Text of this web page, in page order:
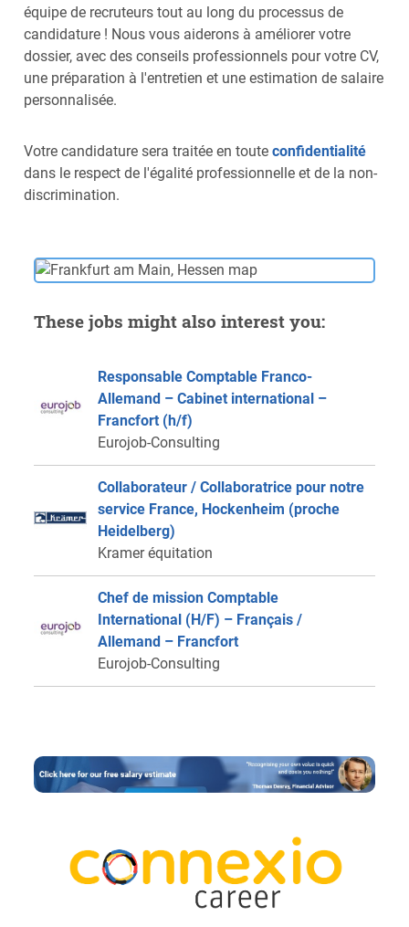
équipe de recruteurs tout au long du processus de
candidature ! Nous vous aiderons à améliorer votre
dossier, avec des conseils professionnels pour votre CV,
une préparation à l'entretien et une estimation de salaire
personnalisée.
Votre candidature sera traitée en toute confidentialité
dans le respect de l'égalité professionnelle et de la non-
discrimination.
These jobs might also interest you:
Responsable Comptable Franco-
Allemand – Cabinet international –
Francfort (h/f)
Eurojob-Consulting
Collaborateur / Collaboratrice pour notre
service France, Hockenheim (proche
Heidelberg)
Kramer équitation
Chef de mission Comptable
International (H/F) – Français /
Allemand – Francfort
Eurojob-Consulting